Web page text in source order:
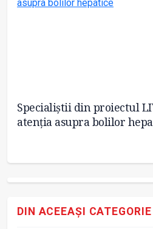
Specialiștii din proiectul
atenția asupra bolilor
DIN ACEEAȘI CATEGORIE